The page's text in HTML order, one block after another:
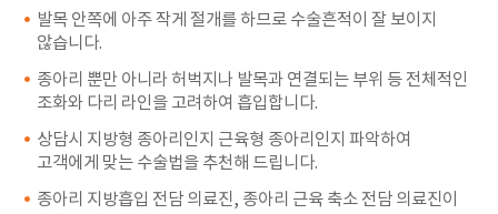
발목 안쪽에 아주 작게 절개를 하므로 수술흔적이 잘 보이지
않습니다.
종아리 뿐만 아니라 허벅지나 발목과 연결되는 부위 등 전체적인
조화와 다리 라인을 고려하여 흡입합니다.
상담시 지방형 종아리인지 근육형 종아리인지 파악하여
고객에게 맞는 수술법을 추천해 드립니다.
종아리 지방흡입 전담 의료진, 종아리 근육 축소 전담 의료진이